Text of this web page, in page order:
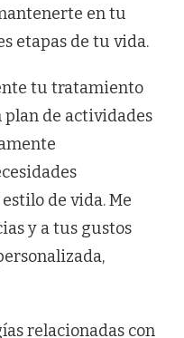
en tu
etapas de tu vida.
tu tratamiento
de actividades
de vida. Me
y a tus gustos
relacionadas con